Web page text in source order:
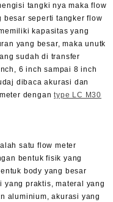
tangki nya maka flow
besar seperti tangker flow
kapasitas yang
yang besar, maka unutk
sudah di transfer
6 inch sampai 8 inch
dibaca akurasi dan
dengantype LC M30
satu flow meter
bentuk fisik yang
body yang besar
yang praktis, materal yang
aluminium, akurasi yang